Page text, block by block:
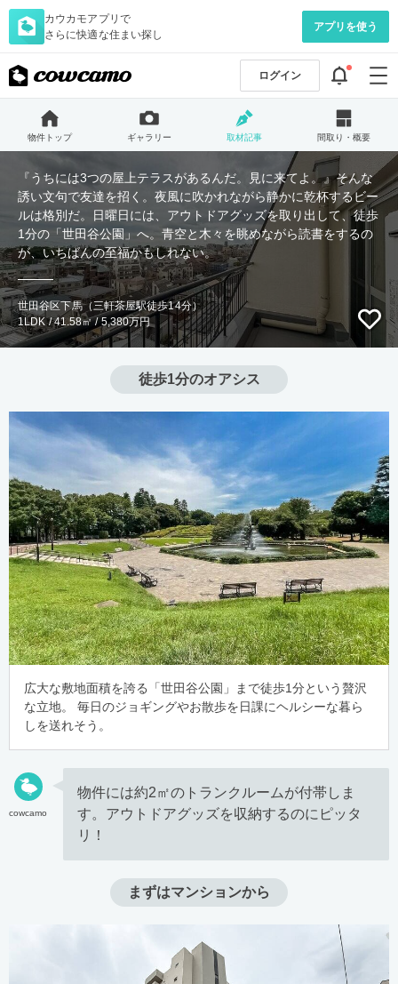
カウカモアプリで
さらに快適な住まい探し
アプリを使う
ログイン
物件トップ ギャラリー 取材記事 間取り・概要
『うちには3つの屋上テラスがあるんだ。見に来てよ。』そんな
誘い文句で友達を招く。夜風に吹かれながら静かに乾杯するビー
ルは格別だ。日曜日には、アウトドアグッズを取り出して、徒歩
1分の「世田谷公園」へ。青空と木々を眺めながら読書をするの
が、いちばんの至福かもしれない。
世田谷区下馬（三軒茶屋駅徒歩14分）
1LDK / 41.58㎡ / 5,380万円
徒歩1分のオアシス
広大な敷地面積を誇る「世田谷公園」まで徒歩1分という贅沢
な立地。 毎日のジョギングやお散歩を日課にヘルシーな暮ら
しを送れそう。
cowcamo
物件には約2㎡のトランクルームが付帯しま
す。アウトドアグッズを収納するのにピッタ
リ！
まずはマンションから